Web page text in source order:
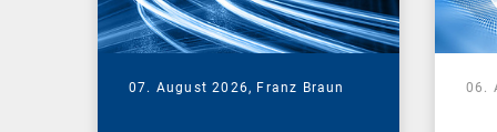
07. August 2026, Franz Braun 06.